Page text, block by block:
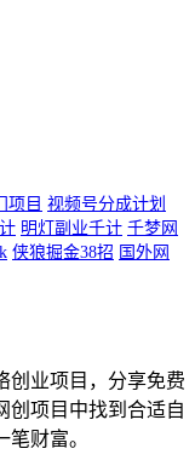
项目 视频号分成计划
明灯副业千计 千梦网
侠狼掘金38招 国外网
创业项目，分享免费
创项目中找到合适自
财富。